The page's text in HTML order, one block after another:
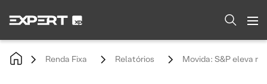
Renda Fixa Relatórios Movida: S&P eleva